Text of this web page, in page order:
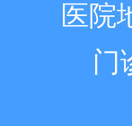
医院
门